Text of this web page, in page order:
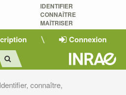
IDENTIFIER
CONNAÎTRE
MAÎTRISER
Connexion
connaître,